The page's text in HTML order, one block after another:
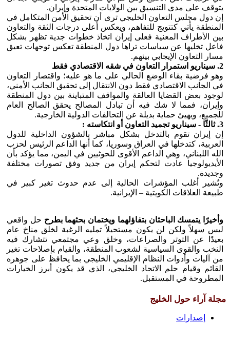
يتوقف على مدى التنسيق بين الولايات المتحدة وإيران.
إن دول مجلس التعاون الخليجي ترى أن تحقيق الأمن المتكامل في
المنطقة يأتي كتتويج للتفاهم، ويعكس أعلى درجات الثقة والتعاون
بين الأطراف المعنية فعلى إيران اتخاذ خطوات جدية تظهر بشكل
فاعل تخليها عن سياسات تراها دول المنطقة تعكس توجهات تعيق
مسار التعاون الإيجابي بينهم.
2. سيناريو استمرار التعاون في شقه الاقتصادي فقط
وهو فرضية بقاء الوضع الحالي على ما هو عليه؛ واقتصار التعاون
في الجانب الاقتصادي فقط دون الانتقال إلى تحقيق الجانب الأمني،
لوجود بعض القضايا العالقة والمواقف المتباينة بين دول المنطقة
وإيران، فمما لا شك فيه أن تبادل المصالح يحقق الصالح العام
للجميع، ويهيئ حماية بديلة عن التحالفات الدولية الخارجية.
3. ثالثًا - سيناريو تجميد التعاون أو انتكاسته :
إن إيران تقوم بالتدخل بشكل مباشر بالشؤون الداخلية للدول
العربية، كتدخلها في العراق وسوريا، كما أنها الداعم الرئيس لحزب
الله اللبناني، وهي الداعم الأقوى للحوثيين في اليمن، مما يؤكد بأن
الأيديولوجيا عادت لتحكم إيران من جديد وفق تصورات مختلفة
وجديدة.
وتُشير أغلب المؤشرات الحالية إلى عدم حدوث تغير كبير في
طبيعة العلاقات الكويتية – الإيرانية.
وأخيرًا يتمسك الباحثان بتفاؤلهما ويختمان بحثهما بطرح حل واقعي
ليس سهلاً ولكن لن يكون مستحيلاً تمليه الرغبة لخلق مناخ عام
بعيدًا عن التوتر والصراعات، وخلق وعي مجتمعي تتشارك فيه
النخب والقوى السياسية لشعوب المنطقة، والقيام بإصلاحات تغير
من آليات وأدوات النظام الإقليمي الخليجي بما يحافظ على جوهره
القائم وقيام حلم الاتحاد الخليجي، الذي قد يكون أبرز الخيارات
المطروحة في المستقبل.
مجلة آراء حول الخليج
إصدارات